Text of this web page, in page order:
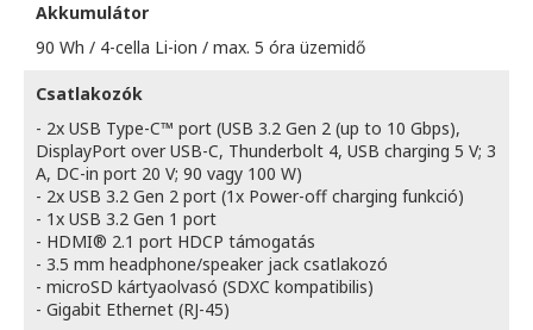
Akkumulátor
90 Wh / 4-cella Li-ion / max. 5 óra üzemidő
Csatlakozók
- 2x USB Type-C™ port (USB 3.2 Gen 2 (up to 10 Gbps),
DisplayPort over USB-C, Thunderbolt 4, USB charging 5 V; 3
A, DC-in port 20 V; 90 vagy 100 W)
- 2x USB 3.2 Gen 2 port (1x Power-off charging funkció)
- 1x USB 3.2 Gen 1 port
- HDMI® 2.1 port HDCP támogatás
- 3.5 mm headphone/speaker jack csatlakozó
- microSD kártyaolvasó (SDXC kompatibilis)
- Gigabit Ethernet (RJ-45)